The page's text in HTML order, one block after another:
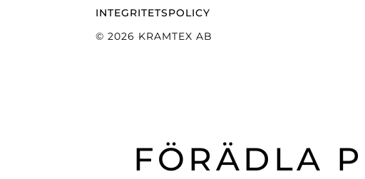
INTEGRITETSPOLICY
© 2026 KRAMTEX AB
FÖRÄDLA